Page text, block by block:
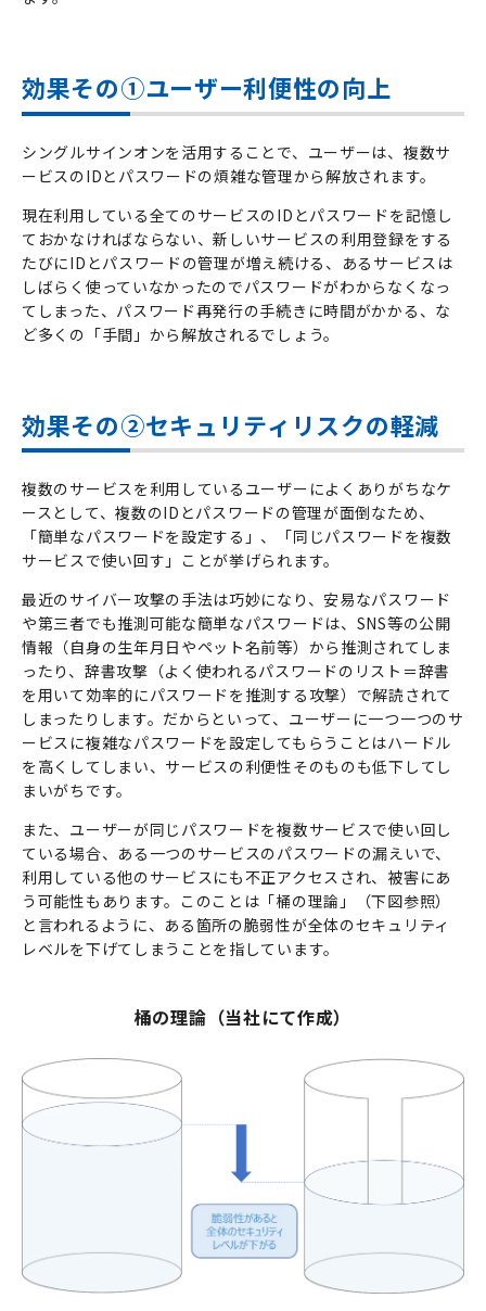
効果その①ユーザー利便性の向上
シングルサインオンを活用することで、ユーザーは、複数サ
ービスのIDとパスワードの煩雑な管理から解放されます。
現在利用している全てのサービスのID とパスワードを記憶し
ておかなければならない、新しいサービスの利用登録をする
たびにID とパスワードの管理が増え続ける、あるサービスは
しばらく使っていなかったのでパスワードがわからなくなっ
てしまった、パスワード再発行の手続きに時間がかかる、な
ど多くの「手間」から解放されるでしょう。
効果その②セキュリティリスクの軽減
複数のサービスを利用しているユーザーによくありがちなケ
ースとして、複数のID とパスワードの管理が面倒なため、
「簡単なパスワードを設定する」、「同じパスワードを複数
サービスで使い回す」ことが挙げられます。
最近のサイバー攻撃の手法は巧妙になり、安易なパスワード
や第三者でも推測可能な簡単なパスワードは、 SNS等の公開
情報（自身の生年月日やペット名前等）から推測されてしま
ったり、辞書攻撃（よく使われるパスワードのリスト＝辞書
を用いて効率的にパスワードを推測する攻撃）で解読されて
しまったりします。だからといって、ユーザーに一つ一つのサ
ービスに複雑なパスワードを設定してもらうことはハードル
を高くしてしまい、サービスの利便性そのものも低下してし
まいがちです。
また、ユーザーが同じパスワードを複数サービスで使い回し
ている場合、ある一つのサービスのパスワードの漏えいで、
利用している他のサービスにも不正アクセスされ、被害にあ
う可能性もあります。このことは「桶の理論」（下図参照）
と言われるように、ある箇所の脆弱性が全体のセキュリティ
レベルを下げてしまうことを指しています。
桶の理論（当社にて作成）